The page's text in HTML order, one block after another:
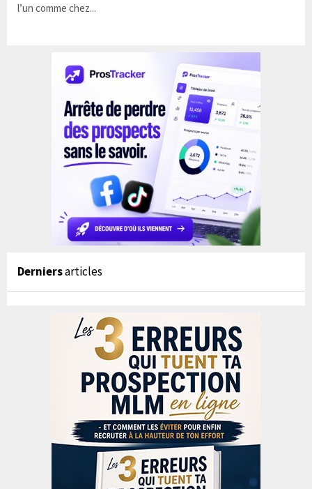
l’un comme chez...
Derniersarticles